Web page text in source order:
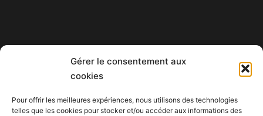
Gérer le consentement aux
cookies
Pour offrir les meilleures expériences, nous utilisons des technologies
telles que les cookies pour stocker et/ou accéder aux informations des
+596 596 57 76 76